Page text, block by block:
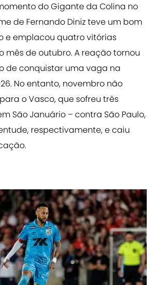
do Gigante da Colina no
de Fernando Diniz teve um bom
e emplacou quatro vitórias
mês de outubro. A reação tornou
de conquistar uma vaga na
No entanto, novembro não
o Vasco, que sofreu três
São Januário – contra São Paulo,
respectivamente, e caiu